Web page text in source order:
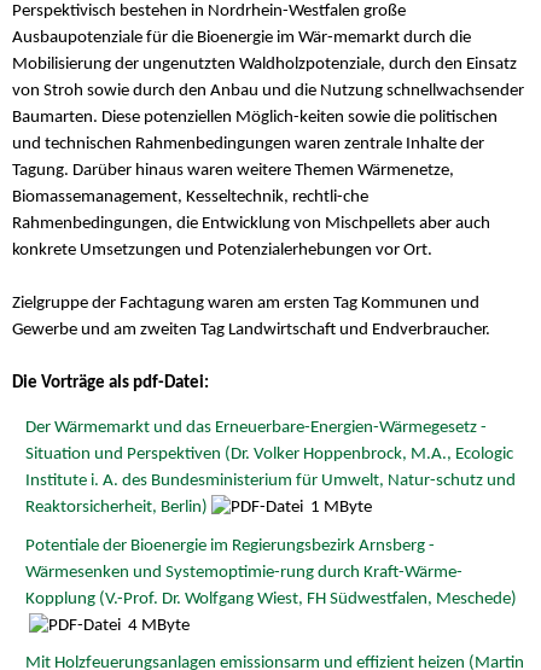
Perspektivisch bestehen in Nordrhein-Westfalen große
Ausbaupotenziale für die Bioenergie im Wär-memarkt durch die
Mobilisierung der ungenutzten Waldholzpotenziale, durch den Einsatz
von Stroh sowie durch den Anbau und die Nutzung schnellwachsender
Baumarten. Diese potenziellen Möglich-keiten sowie die politischen
und technischen Rahmenbedingungen waren zentrale Inhalte der
Tagung. Darüber hinaus waren weitere Themen Wärmenetze,
Biomassemanagement, Kesseltechnik, rechtli-che
Rahmenbedingungen, die Entwicklung von Mischpellets aber auch
konkrete Umsetzungen und Potenzialerhebungen vor Ort.
Zielgruppe der Fachtagung waren am ersten Tag Kommunen und
Gewerbe und am zweiten Tag Landwirtschaft und Endverbraucher.
Die Vorträge als pdf-Datei:
Der Wärmemarkt und das Erneuerbare-Energien-Wärmegesetz -
Situation und Perspektiven (Dr. Volker Hoppenbrock, M.A., Ecologic
Institute i. A. des Bundesministerium für Umwelt, Natur-schutz und
Reaktorsicherheit, Berlin)
1 MByte
Potentiale der Bioenergie im Regierungsbezirk Arnsberg -
Wärmesenken und Systemoptimie-rung durch Kraft-Wärme-
Kopplung (V.-Prof. Dr. Wolfgang Wiest, FH Südwestfalen, Meschede)
4 MByte
Mit Holzfeuerungsanlagen emissionsarm und effizient heizen (Martin